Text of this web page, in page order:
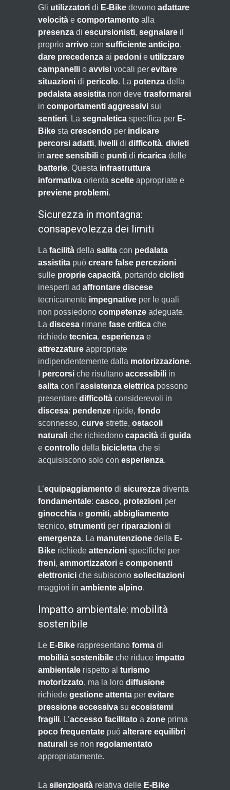
Gli utilizzatori di E-Bike devono adattare
velocità e comportamento alla
presenza di escursionisti, segnalare il
proprio arrivo con sufficiente anticipo,
dare precedenza ai pedoni e utilizzare
campanelli o avvisi vocali per evitare
situazioni di pericolo. La potenza della
pedalata assistita non deve trasformarsi
in comportamenti aggressivi sui
sentieri. La segnaletica specifica per E-
Bike sta crescendo per indicare
percorsi adatti, livelli di difficoltà, divieti
in aree sensibili e punti di ricarica delle
batterie. Questa infrastruttura
informativa orienta scelte appropriate e
previene problemi.
Sicurezza in montagna:
consapevolezza dei limiti
La facilità della salita con pedalata
assistita può creare false percezioni
sulle proprie capacità, portando ciclisti
inesperti ad affrontare discese
tecnicamente impegnative per le quali
non possiedono competenze adeguate.
La discesa rimane fase critica che
richiede tecnica, esperienza e
attrezzature appropriate
indipendentemente dalla motorizzazione.
percorsi che risultano accessibili in
salita con l’assistenza elettrica possono
presentare difficoltà considerevoli in
discesa: pendenze ripide, fondo
sconnesso, curve strette, ostacoli
naturali che richiedono capacità di guida
e controllo della bicicletta che si
acquisiscono solo con esperienza.
L’equipaggiamento di sicurezza diventa
fondamentale: casco, protezioni per
ginocchia e gomiti, abbigliamento
tecnico, strumenti per riparazioni di
emergenza. La manutenzione della E-
Bike richiede attenzioni specifiche per
freni, ammortizzatori e componenti
elettronici che subiscono sollecitazioni
maggiori in ambiente alpino.
Impatto ambientale: mobilità
sostenibile
Le E-Bike rappresentano forma di
mobilità sostenibile che riduce impatto
ambientale rispetto al turismo
motorizzato, ma la loro diffusione
richiede gestione attenta per evitare
pressione eccessiva su ecosistemi
fragili. L’accesso facilitato a zone prima
poco frequentate può alterare equilibri
naturali se non regolamentato
appropriatamente.
La silenziosità relativa delle E-Bike